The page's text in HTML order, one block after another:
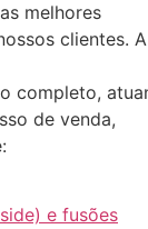
melhores
clientes.
completo,
de venda,
e fusões